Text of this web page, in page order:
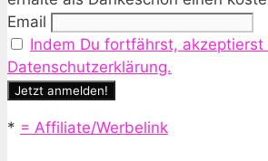
Email
Indem Du fortfährst, akzeptierst
Datenschutzerklärung.
* = Affiliate/Werbelink